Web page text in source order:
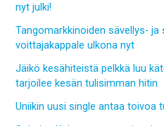
nyt julki!
Tangomarkkinoiden sävellys- ja
voittajakappale ulkona nyt
Jäikö kesähiteistä pelkkä luu
tarjoilee kesän tulisimman hitin
Uniikin uusi single antaa toivoa